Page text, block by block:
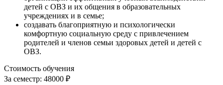
детей с ОВЗ и их общения в образовательных
учреждениях и в семье;
создавать благоприятную и психологически
комфортную социальную среду с привлечением
родителей и членов семьи здоровых детей и детей с
ОВЗ.
Стоимость обучения
За семестр: 48000 ₽